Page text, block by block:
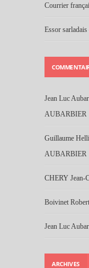
Courrier
Essor
Jean Luc
AUBARBIER
Guillaume
AUBARBIER
CHERY Jean-
Boivinet Robert
Jean Luc
ARCHIVES